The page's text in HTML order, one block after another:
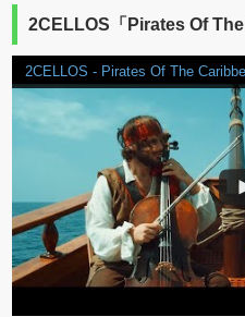
2CELLOS「Pirates Of The
2CELLOS - Pirates Of The